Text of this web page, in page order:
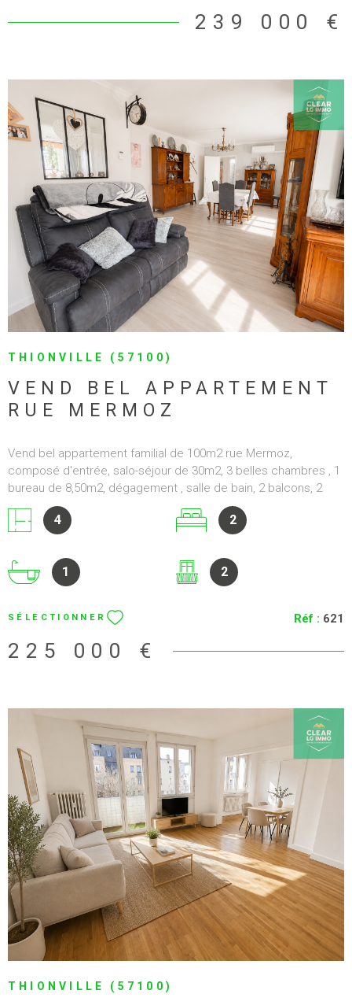
à me contacter au *6 18 53 19 43. Mme E BRAUN agent
mandataire en immobilier, immatriculée au RSAC du Tribunal de
239 000 €
THIONVILLE (57100)
VEND BEL APPARTEMENT
RUE MERMOZ
Vend bel appartement familial de 100m2 rue Mermoz,
composé d'entrée, salo-séjour de 30m2, 3 belles chambres , 1
bureau de 8,50m2, dégagement , salle de bain, 2 balcons, 2
caves, 1 garage , climatisation. Cgarges annuelles de 2000
€uros. Prix : 225 000 €uros (honoraires à la charge du vendeur).
4 2
1 2
SÉLECTIONNER Réf : 621
225 000 €
VOIR LE BIEN
THIONVILLE (57100)
VOIR LE BIEN